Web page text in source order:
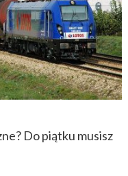
Do piątku musisz